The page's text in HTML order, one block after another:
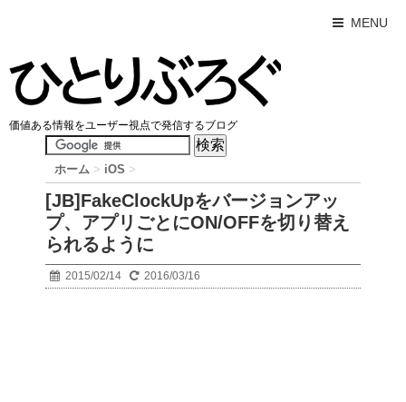
MENU
価値ある情報をユーザー視点で発信するブログ
ホーム > iOS >
[JB]FakeClockUpをバージョンアッ
プ、アプリごとにON/OFFを切り替え
られるように
2015/02/14 2016/03/16